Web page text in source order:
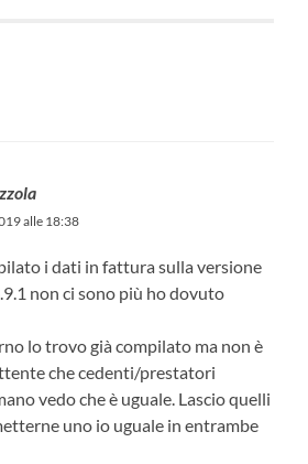
alle 18:38
i dati in fattura sulla versione
non ci sono più ho dovuto
lo trovo già compilato ma non è
che cedenti/prestatori
vedo che è uguale. Lascio quelli
uno io uguale in entrambe